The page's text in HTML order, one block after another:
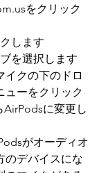
をクリック
します
を選択します
イクの下のドロ
ューをクリック
AirPodsに変更し
がオーディオ
のデバイスにな